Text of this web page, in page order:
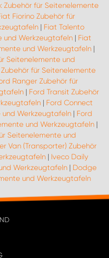
Zubehör für Seitenelemente
Fiorino Zubehör für
| Fiat Talento
und Werkzeugtafeln| Fiat
und Werkzeugtafeln |
Seitenelemente und
für Seitenelemente
Ranger Zubehör für
| Ford Transit Zubehör
| Ford Connect
Werkzeugtafeln | Ford
und Werkzeugtafeln |
Seitenelemente und
Van (Transporter) Zubehör
| Iveco Daily
Werkzeugtafeln| Dodge
und Werkzeugtafeln